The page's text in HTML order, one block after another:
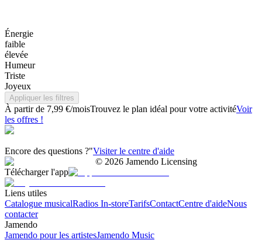
Énergie
faible
élevée
Humeur
Triste
Joyeux
Appliquer les filtres
À partir de 7,99 €/moisTrouvez le plan idéal pour votre activitéVoir
les offres !
Encore des questions ?"Visiter le centre d'aide
© 2026 Jamendo Licensing
Télécharger l'app
Liens utiles
Catalogue musicalRadios In-storeTarifsContactCentre d'aideNous
contacter
Jamendo
Jamendo pour les artistesJamendo Music